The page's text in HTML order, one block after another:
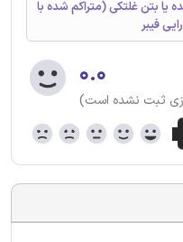
یا بتن غلتکی (متراکم شده با
فیبر
۰.۰
ثبت نشده است)